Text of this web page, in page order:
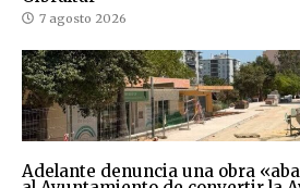
7 agosto 2026
Adelante denuncia una obra